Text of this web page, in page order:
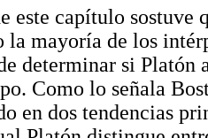
este capítulo sostuve
la mayoría de los
determinar si Platón
Como lo señala
en dos tendencias